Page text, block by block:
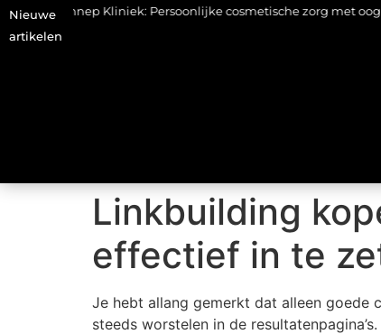
Nieuwe
artikelen
Kliniek: Persoonlijke cosmetische zorg met oog voor
Linkbuilding
effectief in te
Je hebt allang gemerkt dat alleen goede
steeds worstelen in de